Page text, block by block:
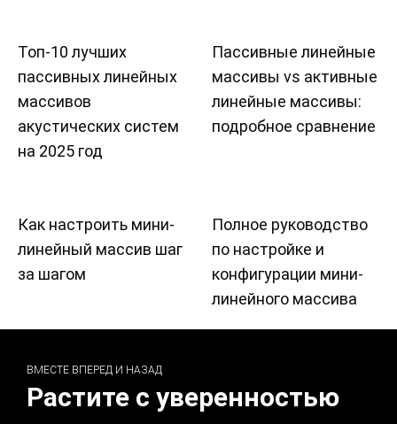
Топ-10 лучших
пассивных линейных
массивов
акустических систем
на 2025 год
Пассивные линейные
массивы vs активные
линейные массивы:
подробное сравнение
Как настроить мини-
линейный массив шаг
за шагом
Полное руководство
по настройке и
конфигурации мини-
линейного массива
ВМЕСТЕ ВПЕРЕД И НАЗАД
Растите с уверенностью